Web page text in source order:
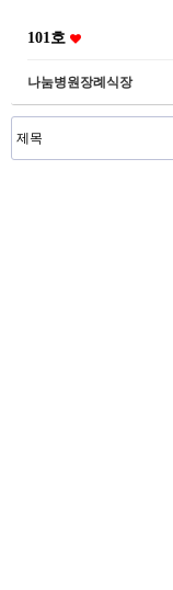
101호
나눔병원장례식장